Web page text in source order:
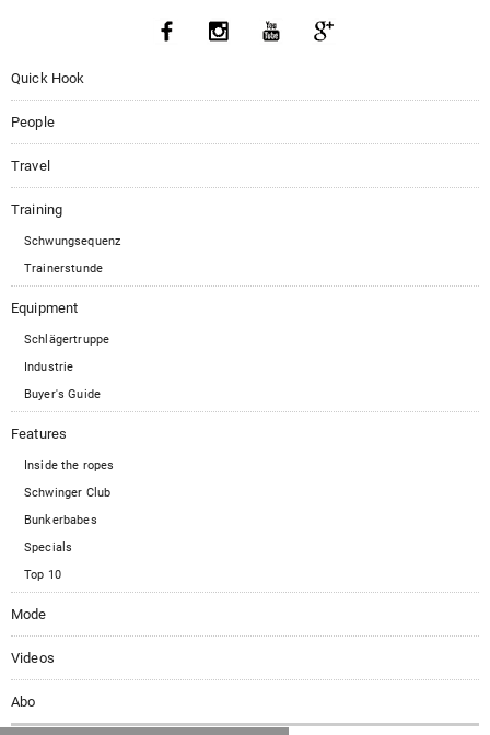
Quick Hook
People
Travel
Training
Schwungsequenz
Trainerstunde
Equipment
Schlägertruppe
Industrie
Buyer's Guide
Features
Inside the ropes
Schwinger Club
Bunkerbabes
Specials
Top 10
Mode
Videos
Abo